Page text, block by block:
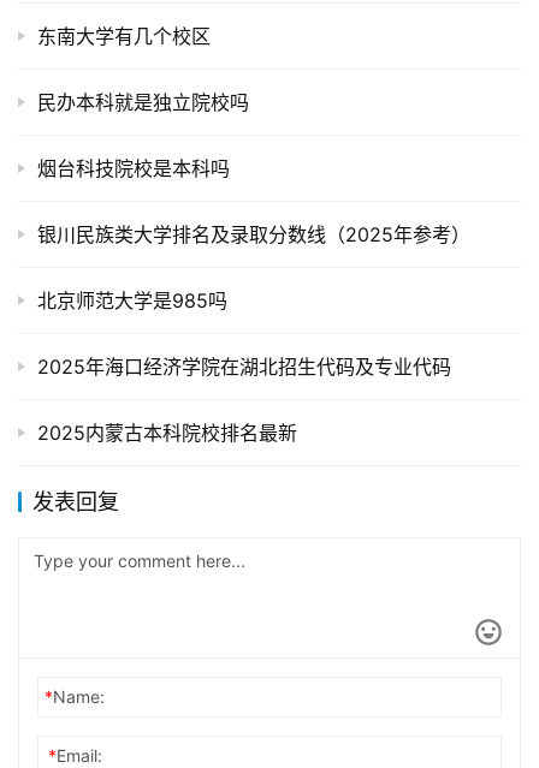
东南大学有几个校区
民办本科就是独立院校吗
烟台科技院校是本科吗
银川民族类大学排名及录取分数线（2025年参考）
北京师范大学是985吗
2025年海口经济学院在湖北招生代码及专业代码
2025内蒙古本科院校排名最新
发表回复
*Name:
*Email: